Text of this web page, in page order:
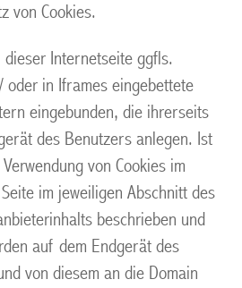
von Cookies.
Internetseite ggfls.
oder in Iframes eingebettete
eingebunden, die ihrerseits
des Benutzers anlegen. Ist
von Cookies im
im jeweiligen Abschnitt des
beschrieben und
auf dem Endgerät des
von diesem an die Domain